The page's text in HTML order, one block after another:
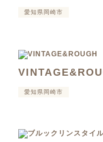
愛知県岡崎市
愛知県岡崎市